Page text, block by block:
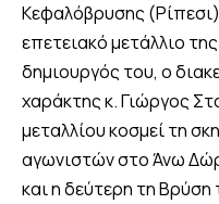
Κεφαλόβρυσης
επετειακό μετάλλιο
δημιουργός του, ο
χαράκτης κ. Γιώργος
μεταλλίου κοσμεί τη
αγωνιστών στο Άνω
και η δεύτερη τη